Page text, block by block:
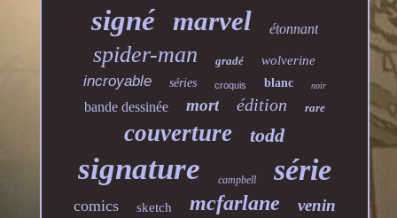
signé marvel étonnant
spider-man gradé wolverine
incroyable séries croquis blanc noir
bande dessinée mort édition rare
couverture todd
signature campbell série
comics sketch mcfarlane venin